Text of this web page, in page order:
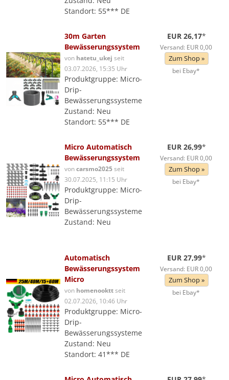
Standort: 55*** DE
30m Garten
Bewässerungssystem
von hatetu_ukej seit
03.07.2026, 15:35 Uhr
Produktgruppe: Micro-
Drip-
Bewässerungssysteme
Zustand: Neu
Standort: 55*** DE
EUR 26,17*
Versand: EUR 0,00
Zum Shop »
bei Ebay*
Micro Automatisch
Bewässerungssystem
voncarsmo2025seit
30.07.2025, 11:15 Uhr
Produktgruppe: Micro-
Drip-
Bewässerungssysteme
Zustand: Neu
EUR 26,99*
Versand: EUR 0,00
Zum Shop »
bei Ebay*
Automatisch
Bewässerungssystem
Micro
von homenookttseit
02.07.2026, 10:46 Uhr
Produktgruppe: Micro-
Drip-
Bewässerungssysteme
Zustand: Neu
Standort: 41*** DE
EUR 27,99*
Versand: EUR 0,00
Zum Shop »
bei Ebay*